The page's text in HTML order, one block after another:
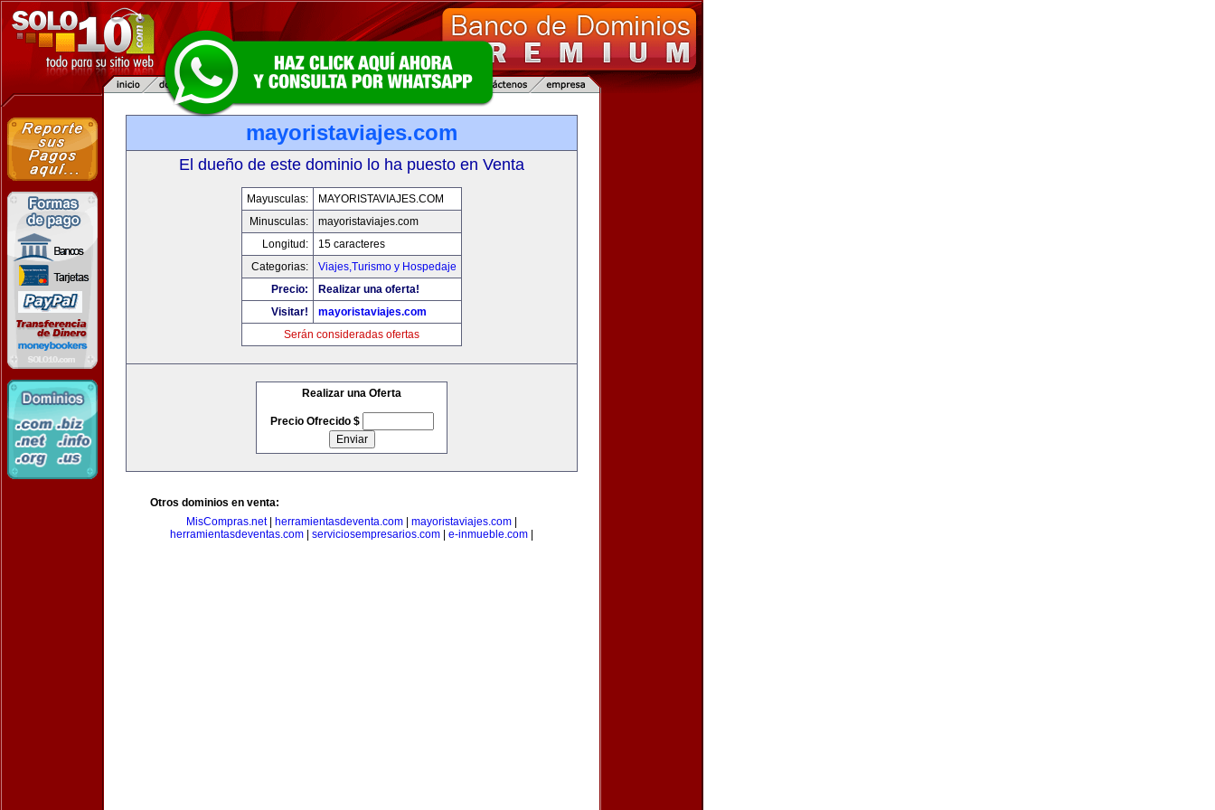
mayoristaviajes.com
El dueño de este dominio lo ha puesto en Venta
Mayusculas:
MAYORISTAVIAJES.COM
Minusculas:
mayoristaviajes.com
Longitud:
15 caracteres
Categorias:
Viajes,Turismo y Hospedaje
Precio:
Realizar una oferta!
Visitar!
mayoristaviajes.com
Serán consideradas ofertas
Realizar una Oferta
Precio Ofrecido $
Otros dominios en venta:
MisCompras.net| herramientasdeventa.com mayoristaviajes.com
herramientasdeventas.com
serviciosempresarios.com e-inmueble.com